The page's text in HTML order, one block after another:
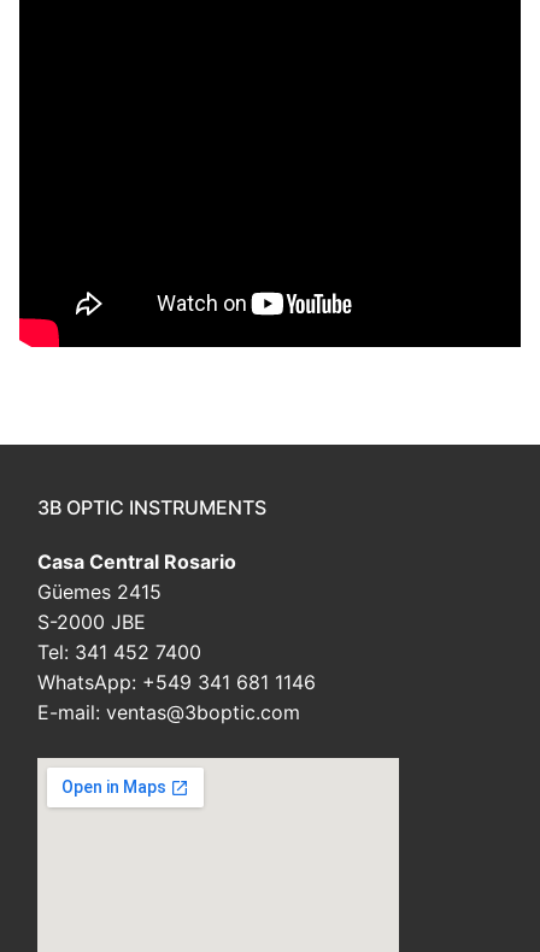
3B OPTIC INSTRUMENTS
Casa Central Rosario
Güemes 2415
S-2000 JBE
Tel: 341 452 7400
WhatsApp: +549 341 681 1146
E-mail: ventas@3boptic.com